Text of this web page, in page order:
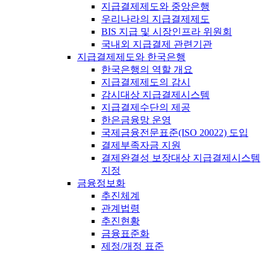
지급결제제도와 중앙은행
우리나라의 지급결제제도
BIS 지급 및 시장인프라 위원회
국내외 지급결제 관련기관
지급결제제도와 한국은행
한국은행의 역할 개요
지급결제제도의 감시
감시대상 지급결제시스템
지급결제수단의 제공
한은금융망 운영
국제금융전문표준(ISO 20022) 도입
결제부족자금 지원
결제완결성 보장대상 지급결제시스템
지정
금융정보화
추진체계
관계법령
추진현황
금융표준화
제정/개정 표준